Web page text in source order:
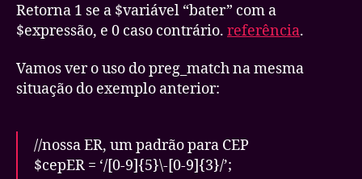
Retorna 1 se a $variável “bater” com a
$expressão, e 0 caso contrário. referência.
Vamos ver o uso do preg_match na mesma
situação do exemplo anterior:
//nossa ER, um padrão para CEP
$cepER = ‘/[0-9]{5}\-[0-9]{3}/’;